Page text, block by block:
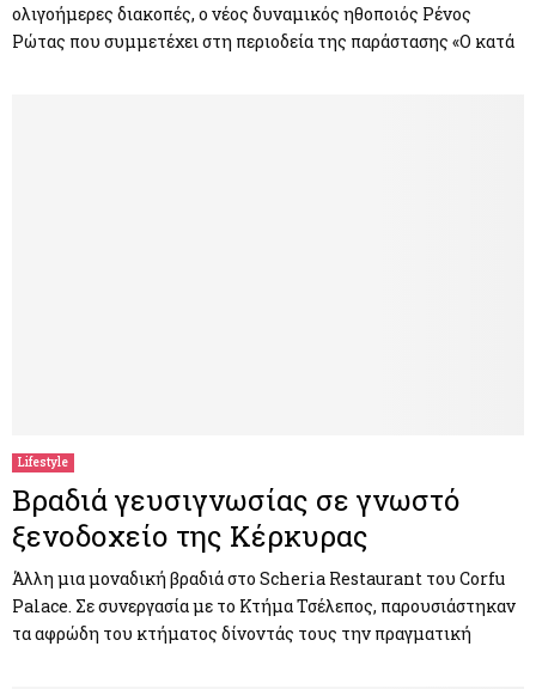
ολιγοήμερες διακοπές, ο νέος δυναμικός ηθοποιός Ρένος
Ρώτας που συμμετέχει στη περιοδεία της παράστασης «Ο κατά
Lifestyle
Βραδιά γευσιγνωσίας σε γνωστό
ξενοδοχείο της Κέρκυρας
Άλλη μια μοναδική βραδιά στο Scheria Restaurant του Corfu
Palace. Σε συνεργασία με το Κτήμα Τσέλεπος, παρουσιάστηκαν
τα αφρώδη του κτήματος δίνοντάς τους την πραγματική